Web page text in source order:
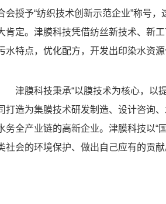
会授予“纺织技术创新示范企业”称号
肯定。津膜科技凭借纺丝新技术、新
水特点，优化配方，开发出印染水资
津膜科技秉承“以膜技术为核心，以
打造为集膜技术研发制造、设计咨询
务全产业链的高新企业。津膜科技以“
社会的环境保护、做出自己应有的贡献